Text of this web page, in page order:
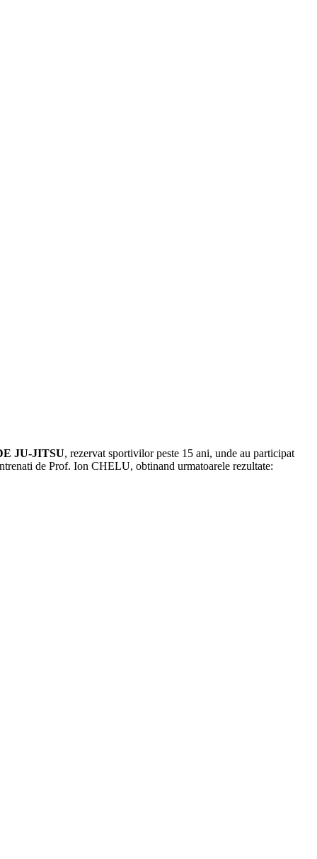
JU-JITSU, rezervat sportivilor peste 15 ani, unde au participat
de Prof. Ion CHELU, obtinand urmatoarele rezultate: